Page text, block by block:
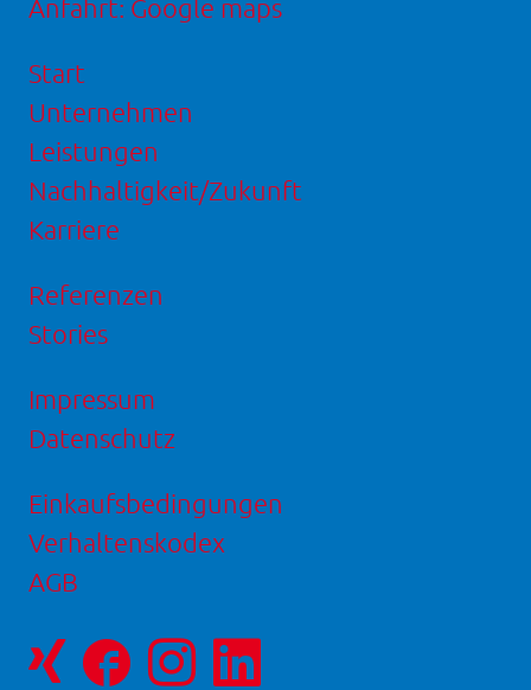
Anfahrt: Google maps
Start
Unternehmen
Leistungen
Nachhaltigkeit/Zukunft
Karriere
Referenzen
Stories
Impressum
Datenschutz
Einkaufsbedingungen
Verhaltenskodex
AGB
Facebookseite
Instagram-LinkedIn